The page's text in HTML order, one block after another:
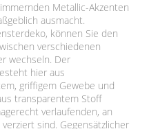
Metallic-Akzenten
ausmacht.
können Sie den
verschiedenen
wechseln. Der
hier aus
griffigem Gewebe und
transparentem Stoff
verlaufenden, an
sind. Gegensätzlicher